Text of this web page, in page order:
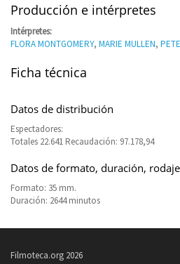
Producción e intérpretes
Intérpretes:
FLORA MONTGOMERY, MARIE MULLEN,
Ficha técnica
Datos de distribución
Espectadores:
Totales 22.641 Recaudación: 97.178,94
Datos de formato, duración,
Formato: 35 mm.
Duración: 2644 minutos
Filmoteca.org 2026